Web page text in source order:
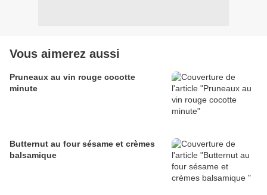
Vous aimerez aussi
Pruneaux au vin rouge cocotte
minute
Butternut au four sésame et crèmes
balsamique